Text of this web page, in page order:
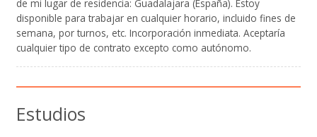
de mi lugar de residencia: Guadalajara (España). Estoy
disponible para trabajar en cualquier horario, incluido fines de
semana, por turnos, etc. Incorporación inmediata. Aceptaría
cualquier tipo de contrato excepto como autónomo.
Estudios